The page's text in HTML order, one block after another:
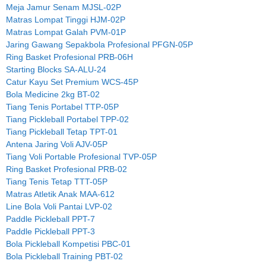
Meja Jamur Senam MJSL-02P
Matras Lompat Tinggi HJM-02P
Matras Lompat Galah PVM-01P
Jaring Gawang Sepakbola Profesional PFGN-05P
Ring Basket Profesional PRB-06H
Starting Blocks SA-ALU-24
Catur Kayu Set Premium WCS-45P
Bola Medicine 2kg BT-02
Tiang Tenis Portabel TTP-05P
Tiang Pickleball Portabel TPP-02
Tiang Pickleball Tetap TPT-01
Antena Jaring Voli AJV-05P
Tiang Voli Portable Profesional TVP-05P
Ring Basket Profesional PRB-02
Tiang Tenis Tetap TTT-05P
Matras Atletik Anak MAA-612
Line Bola Voli Pantai LVP-02
Paddle Pickleball PPT-7
Paddle Pickleball PPT-3
Bola Pickleball Kompetisi PBC-01
Bola Pickleball Training PBT-02